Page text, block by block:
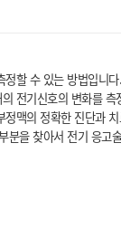
정할 수 있는 방법입니다.
전기신호의 변화를 측
맥의 정확한 진단과
분을 찾아서 전기 응고